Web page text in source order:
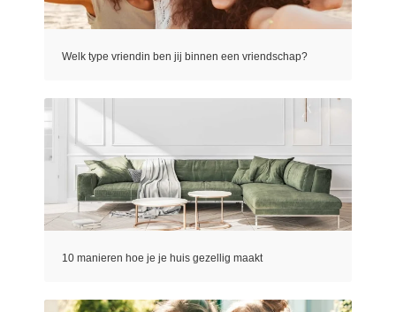
Welk type vriendin ben jij binnen een vriendschap?
10 manieren hoe je je huis gezellig maakt